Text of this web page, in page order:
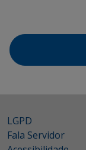
LGPD
Fala Servidor